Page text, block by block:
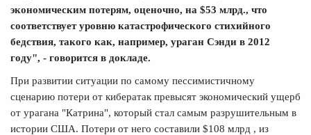
экономическим потерям, оценочно, на $53 млрд., что
соответствует уровню катастрофического стихийного
бедствия, такого как, например, ураган Сэнди в 2012
году", - говорится в докладе.
При развитии ситуации по самому пессимистичному
сценарию потери от кибератак превысят экономический ущерб
от урагана "Катрина", который стал самым разрушительным в
истории США. Потери от него составили $108 млрд , из